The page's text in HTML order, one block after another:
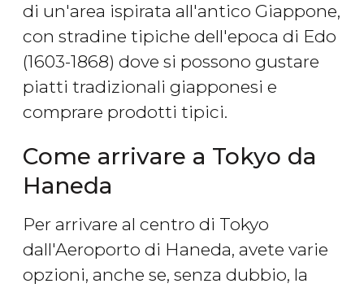
di un'area ispirata all'antico Giappone,
con stradine tipiche dell'epoca di Edo
(1603-1868) dove si possono gustare
piatti tradizionali giapponesi e
comprare prodotti tipici.
Come arrivare a Tokyo da
Haneda
Per arrivare al centro di Tokyo
dall'Aeroporto di Haneda, avete varie
opzioni, anche se, senza dubbio, la